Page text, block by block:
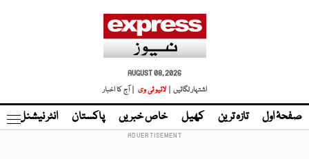
AUGUST 08, 2026
اشتہار لگائیں |
لائیو ٹی وی | آج کا اخبار
صفحۂ اول تازہ ترین کھیل خاص خبریں پاکستان انٹر نیشنل